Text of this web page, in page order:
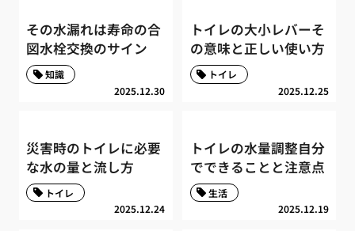
その水漏れは寿命の合
図水栓交換のサイン
2025.12.30
知識
トイレの大小レバーそ
の意味と正しい使い方
2025.12.25
トイレ
災害時のトイレに必要
な水の量と流し方
2025.12.24
トイレ
トイレの水量調整自分
でできることと注意点
2025.12.19
生活